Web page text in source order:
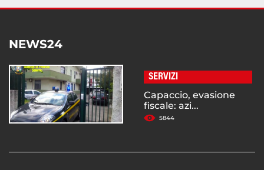
NEWS24
SERVIZI
Capaccio, evasione
fiscale: azi...
5844